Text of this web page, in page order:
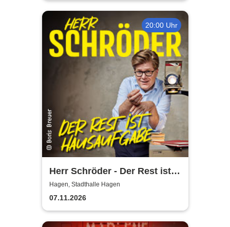
20:00 Uhr
Herr Schröder - Der Rest ist
Hausaufgabe
Hagen, Stadthalle Hagen
07.11.2026